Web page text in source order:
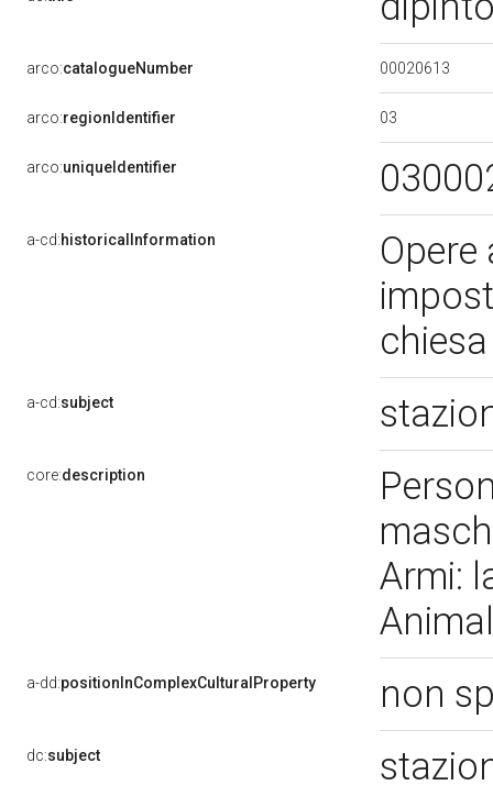
arco:catalogueNumber 00020613
arco:regionIdentifier 03
arco:uniqueIdentifier
a-cd:historicalInformation
a-cd:subject
core:description
Armi:
a-dd:positionInComplexCulturalProperty non
dc:subject